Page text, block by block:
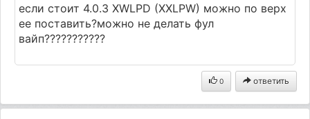
если стоит 4.0.3 XWLPD (XXLPW) можно по верх
ее поставить?можно не делать фул
вайп???????????
0 ответить